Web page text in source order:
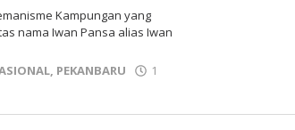
Kampungan yang
nama Iwan Pansa alias Iwan
, PEKANBARU
1